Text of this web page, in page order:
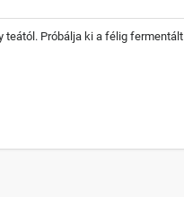
teától. Próbálja ki a félig fermentált